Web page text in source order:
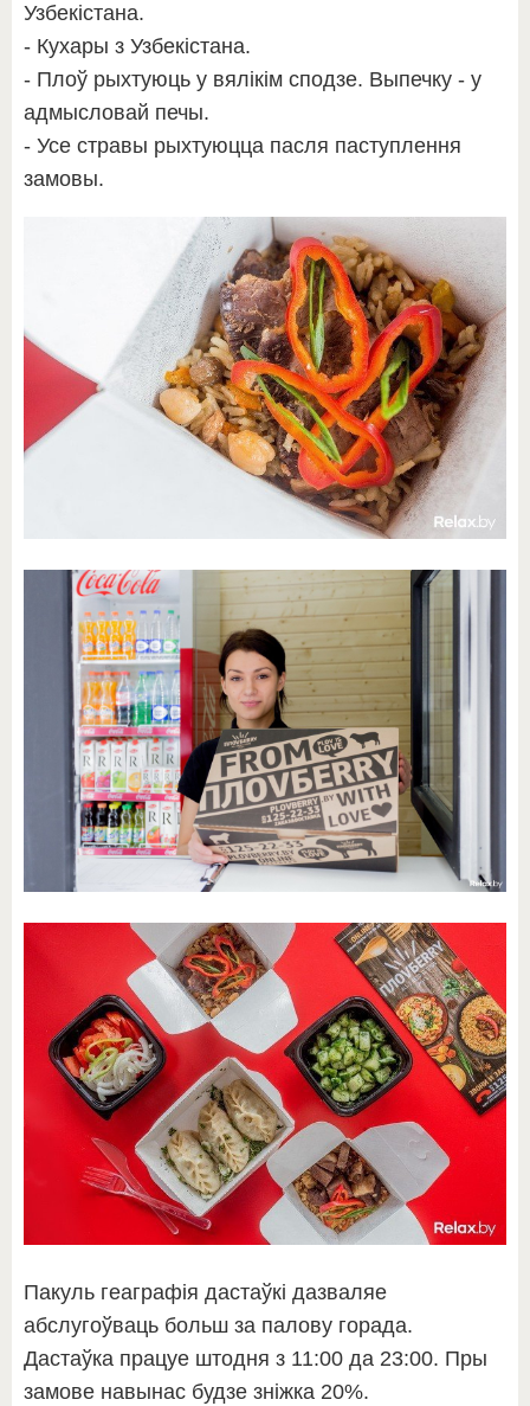
Узбекістана.
- Кухары з Узбекістана.
- Плоў рыхтуюць у вялікім сподзе. Выпечку - у
адмысловай печы.
- Усе стравы рыхтуюцца пасля паступлення
замовы.
Пакуль геаграфія дастаўкі дазваляе
абслугоўваць больш за палову горада.
Дастаўка працуе штодня з 11:00 да 23:00. Пры
замове навынас будзе зніжка 20%.